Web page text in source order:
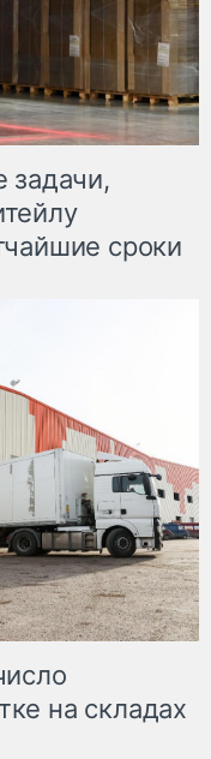
задачи,
сроки
на складах